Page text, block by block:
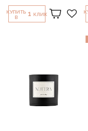
КУПИТЬ
В
1 КЛИК